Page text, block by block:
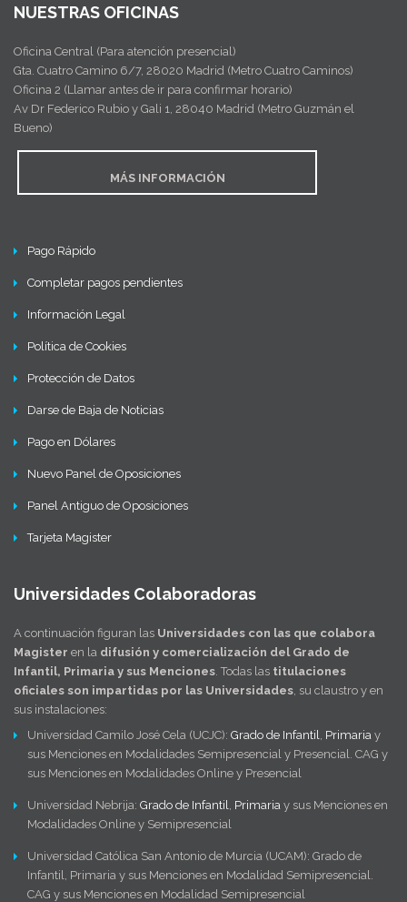
NUESTRAS OFICINAS
Oficina Central (Para atención presencial)
Gta. Cuatro Camino 6/7, 28020 Madrid (Metro Cuatro Caminos)
Oficina 2 (Llamar antes de ir para confirmar horario)
Av Dr Federico Rubio y Gali 1, 28040 Madrid (Metro Guzmán el
Bueno)
MÁS INFORMACIÓN
Pago Rápido
Completar pagos pendientes
Información Legal
Política de Cookies
Protección de Datos
Darse de Baja de Noticias
Pago en Dólares
Nuevo Panel de Oposiciones
Panel Antiguo de Oposiciones
Tarjeta Magister
Universidades Colaboradoras
A continuación figuran las Universidades con las que colabora
Magister en la difusión y comercialización del Grado de
Infantil, Primaria y sus Menciones . Todas las titulaciones
oficiales son impartidas por las Universidades , su claustro y en
sus instalaciones:
Universidad Camilo José Cela (UCJC): Grado de Infantil Primaria y
sus Menciones en Modalidades Semipresencial y Presencial. CAG y
sus Menciones en Modalidades Online y Presencial
Universidad Nebrija: Grado de Infantil Primaria y sus Menciones en
Modalidades Online y Semipresencial
Universidad Católica San Antonio de Murcia (UCAM): Grado de
Infantil, Primaria y sus Menciones en Modalidad Semipresencial.
CAG y sus Menciones en Modalidad Semipresencial